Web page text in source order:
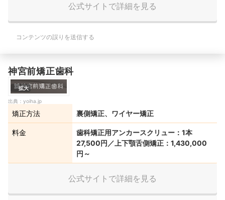
公式サイトで詳細を見る
コンテンツの誤りを送信する
神宮前矯正歯科
拡大
出典： yoiha.jp
矯正方法 裏側矯正、ワイヤー矯正
料金
歯科矯正用アンカースクリュー：1本
27,500円／上下顎舌側矯正：1,430,000
円～
公式サイトで詳細を見る